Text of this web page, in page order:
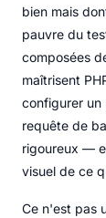
bien mais
pauvre du
composées
maîtrisent
configurer un
requête de
rigoureux —
visuel de ce
Ce n'est pas